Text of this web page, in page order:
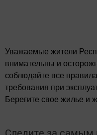
Уважаемые жители
внимательны и
соблюдайте все
требования при
Берегите свое жилье и